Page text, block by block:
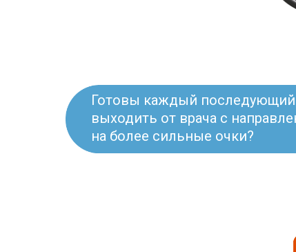
Готовы каждый последующий
выходить от врача с
на более сильные очки?